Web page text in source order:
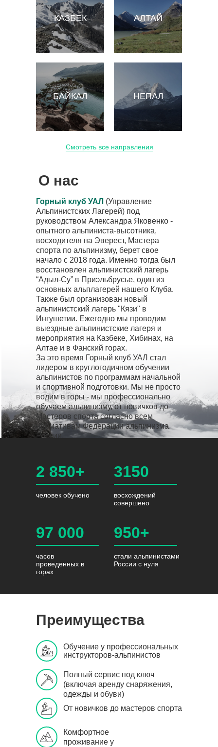
НЕПАЛ
БАЙКАЛ
АЛТАЙ
КАЗБЕК
Смотреть все направления
О нас
Горный клуб УАЛ (Управление
Альпинистских Лагерей) под
руководством Александра Яковенко -
опытного альпиниста-высотника,
восходителя на Эверест, Мастера
спорта по альпинизму, берет свое
начало с 2018 года. Именно тогда был
восстановлен альпинистский лагерь
“Адыл-Су” в Приэльбрусье, один из
основных альплагерей нашего Клуба.
Также был организован новый
альпинистский лагерь "Кязи" в
Ингушетии. Ежегодно мы проводим
выездные альпинистские лагеря и
мероприятия на Казбеке, Хибинах, на
Алтае и в Фанский горах.
За это время Горный клуб УАЛ стал
лидером в круглогодичном обучении
альпинистов по программам начальной
и спортивной подготовки. Мы не просто
водим в горы - мы профессионально
обучаем альпинизму, от новичков до
Мастеров спорта согласно всем
нормативам Федерации альпинизма
России.
стали альпинистами
России с нуля
950+
часов
проведенных в
горах
97 000
восхождений
совершено
3150
человек обучено
2 850+
Преимущества
Обучение у профессиональных
инструкторов-альпинистов
От новичков до мастеров спорта
Полный сервис под ключ
(включая аренду снаряжения,
одежды и обуви)
Комфортное
проживание у